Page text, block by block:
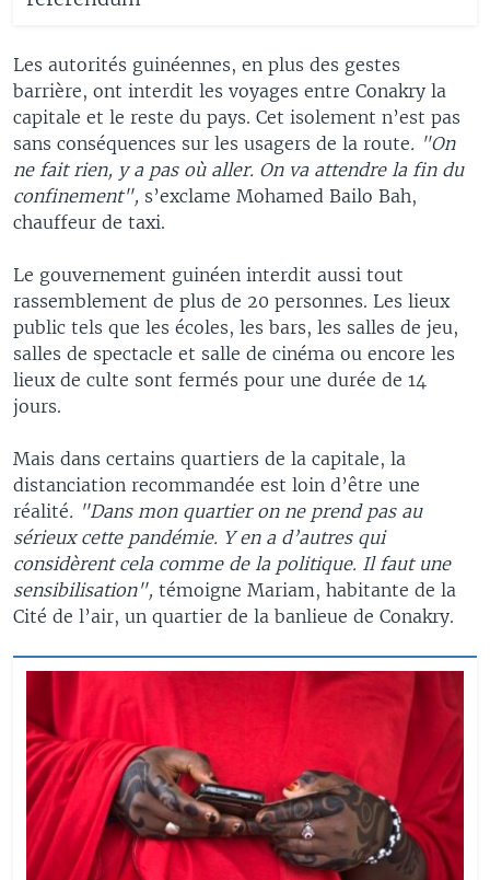
Les autorités guinéennes, en plus des gestes
barrière, ont interdit les voyages entre Conakry la
capitale et le reste du pays. Cet isolement n’est pas
sans conséquences sur les usagers de la route. "On
ne fait rien, y a pas où aller. On va attendre la fin du
confinement", s’exclame Mohamed Bailo Bah,
chauffeur de taxi.
Le gouvernement guinéen interdit aussi tout
rassemblement de plus de 20 personnes. Les lieux
public tels que les écoles, les bars, les salles de jeu,
salles de spectacle et salle de cinéma ou encore les
lieux de culte sont fermés pour une durée de 14
jours.
Mais dans certains quartiers de la capitale, la
distanciation recommandée est loin d’être une
réalité. "Dans mon quartier on ne prend pas au
sérieux cette pandémie. Y en a d’autres qui
considèrent cela comme de la politique. Il faut une
sensibilisation", témoigne Mariam, habitante de la
Cité de l’air, un quartier de la banlieue de Conakry.